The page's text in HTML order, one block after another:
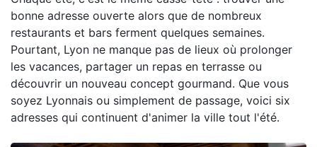
bonne adresse ouverte alors que de nombreux
restaurants et bars ferment quelques semaines.
Pourtant, Lyon ne manque pas de lieux où prolonger
les vacances, partager un repas en terrasse ou
découvrir un nouveau concept gourmand. Que vous
soyez Lyonnais ou simplement de passage, voici six
adresses qui continuent d'animer la ville tout l'été.